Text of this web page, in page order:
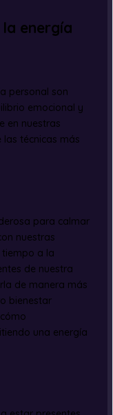
energía
personal son
emocional y
en nuestras
las técnicas más
para calmar
nuestras
tiempo a la
de nuestra
de manera más
bienestar
una energía